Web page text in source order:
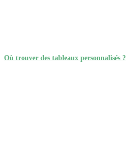
Où trouver des tableaux personnalisés ?